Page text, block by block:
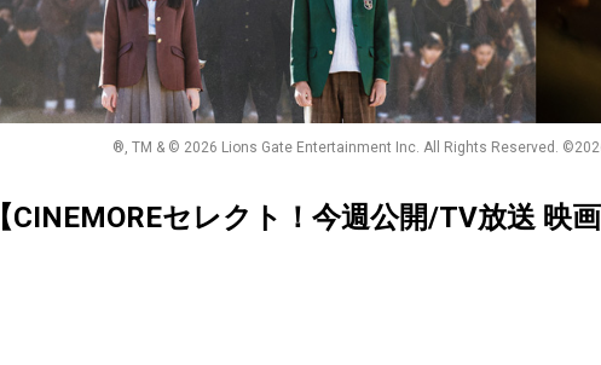
®, TM & © 2026 Lions Gate Entertainment Inc. All Rights Reserved.
【CINEMOREセレクト！今週公開/TV放送 映